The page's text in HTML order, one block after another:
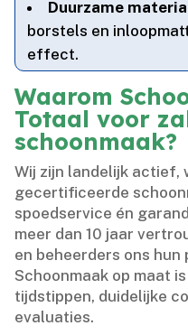
Duurzame
borstels en
effect.​
Waarom
Totaal voor
schoonmaak?
Wij zijn landelijk actief,
gecertificeerde
spoedservice én
meer dan 10 jaar
en beheerders ons
Schoonmaak op maat
tijdstippen, duidelijke
evaluaties.​